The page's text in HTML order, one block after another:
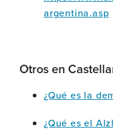
argentina.asp
Otros en
¿Qué es la
¿Qué es el